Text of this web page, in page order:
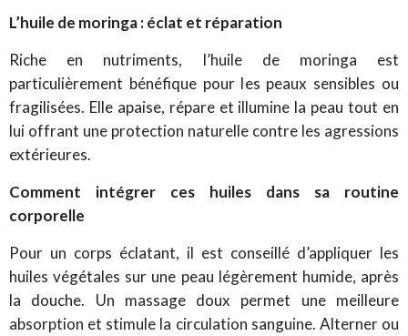
L’huile de moringa : éclat et réparation
Riche en nutriments, l’huile de moringa est
particulièrement bénéfique pour les peaux sensibles ou
fragilisées. Elle apaise, répare et illumine la peau tout en
lui offrant une protection naturelle contre les agressions
extérieures.
Comment intégrer ces huiles dans sa routine
corporelle
Pour un corps éclatant, il est conseillé d’appliquer les
huiles végétales sur une peau légèrement humide, après
la douche. Un massage doux permet une meilleure
absorption et stimule la circulation sanguine. Alterner ou